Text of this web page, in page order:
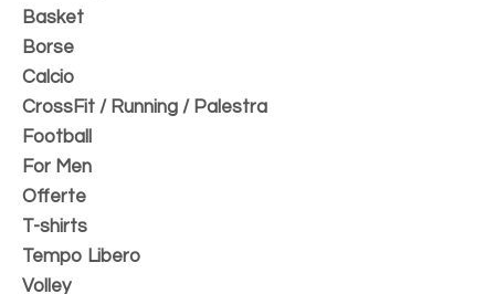
Basket
Borse
Calcio
CrossFit / Running / Palestra
Football
For Men
Offerte
T-shirts
Tempo Libero
Volley